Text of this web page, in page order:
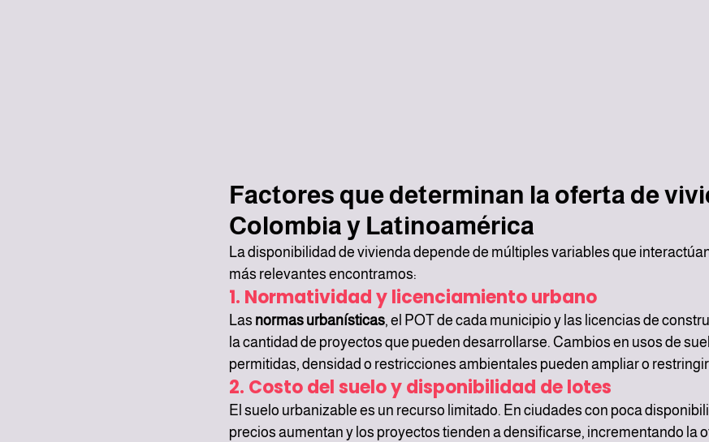
Factores que determinan la oferta de
Colombia y Latinoamérica
La disponibilidad de vivienda depende de múltiples variables que
más relevantes encontramos:
1. Normatividad y licenciamiento urbano
Las normas urbanísticas, el POT de cada municipio y las licencias de
la cantidad de proyectos que pueden desarrollarse. Cambios en usos de
permitidas, densidad o restricciones ambientales pueden ampliar o
2. Costo del suelo y disponibilidad de lotes
El suelo urbanizable es un recurso limitado. En ciudades con poca
precios aumentan y los proyectos tienden a densificarse, incrementando la